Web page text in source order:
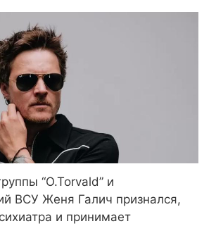
“O.Torvald” и
ВСУ Женя Галич признался,
и принимает